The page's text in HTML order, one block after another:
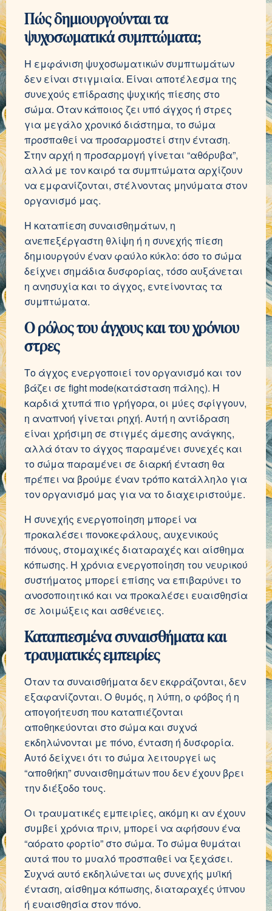
Πώς δημιουργούνται τα
ψυχοσωματικά συμπτώματα;
Η εμφάνιση ψυχοσωματικών συμπτωμάτων
δεν είναι στιγμιαία. Είναι αποτέλεσμα της
συνεχούς επίδρασης ψυχικής πίεσης στο
σώμα. Όταν κάποιος ζει υπό άγχος ή στρες
για μεγάλο χρονικό διάστημα, το σώμα
προσπαθεί να προσαρμοστεί στην ένταση.
Στην αρχή η προσαρμογή γίνεται “αθόρυβα”,
αλλά με τον καιρό τα συμπτώματα αρχίζουν
να εμφανίζονται, στέλνοντας μηνύματα στον
οργανισμό μας.
Η καταπίεση συναισθημάτων, η
ανεπεξέργαστη θλίψη ή η συνεχής πίεση
δημιουργούν έναν φαύλο κύκλο: όσο το σώμα
δείχνει σημάδια δυσφορίας, τόσο αυξάνεται
η ανησυχία και το άγχος, εντείνοντας τα
συμπτώματα.
Ο ρόλος του άγχους και του χρόνιου
στρες
Το άγχος ενεργοποιεί τον οργανισμό και τον
βάζει σε fight mode(κατάσταση πάλης). Η
καρδιά χτυπά πιο γρήγορα, οι μύες σφίγγουν,
η αναπνοή γίνεται ρηχή. Αυτή η αντίδραση
είναι χρήσιμη σε στιγμές άμεσης ανάγκης,
αλλά όταν το άγχος παραμένει συνεχές και
το σώμα παραμένει σε διαρκή ένταση θα
πρέπει να βρούμε έναν τρόπο κατάλληλο για
τον οργανισμό μας για να το διαχειριστούμε.
Η συνεχής ενεργοποίηση μπορεί να
προκαλέσει πονοκεφάλους, αυχενικούς
πόνους, στομαχικές διαταραχές και αίσθημα
κόπωσης. Η χρόνια ενεργοποίηση του νευρικού
συστήματος μπορεί επίσης να επιβαρύνει το
ανοσοποιητικό και να προκαλέσει ευαισθησία
σε λοιμώξεις και ασθένειες.
Καταπιεσμένα συναισθήματα και
τραυματικές εμπειρίες
Όταν τα συναισθήματα δεν εκφράζονται, δεν
εξαφανίζονται. Ο θυμός, η λύπη, ο φόβος ή η
απογοήτευση που καταπιέζονται
αποθηκεύονται στο σώμα και συχνά
εκδηλώνονται με πόνο, ένταση ή δυσφορία.
Αυτό δείχνει ότι το σώμα λειτουργεί ως
“αποθήκη” συναισθημάτων που δεν έχουν βρει
την διέξοδο τους.
Οι τραυματικές εμπειρίες, ακόμη κι αν έχουν
συμβεί χρόνια πριν, μπορεί να αφήσουν ένα
“αόρατο φορτίο” στο σώμα. Το σώμα θυμάται
αυτά που το μυαλό προσπαθεί να ξεχάσει.
Συχνά αυτό εκδηλώνεται ως συνεχής μυϊκή
ένταση, αίσθημα κόπωσης, διαταραχές ύπνου
ή ευαισθησία στον πόνο.